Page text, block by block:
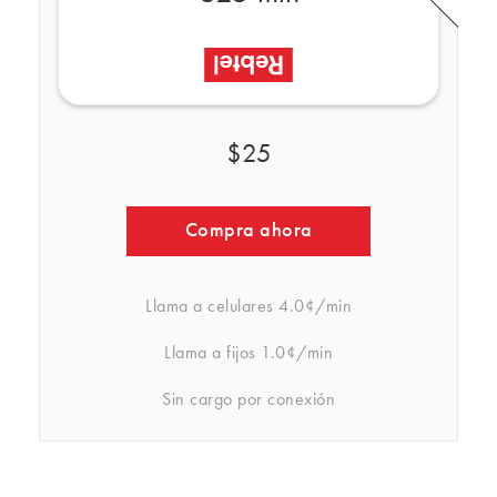
$25
Compra ahora
Llama a celulares 4.0¢/min
Llama a fijos 1.0¢/min
Sin cargo por conexión